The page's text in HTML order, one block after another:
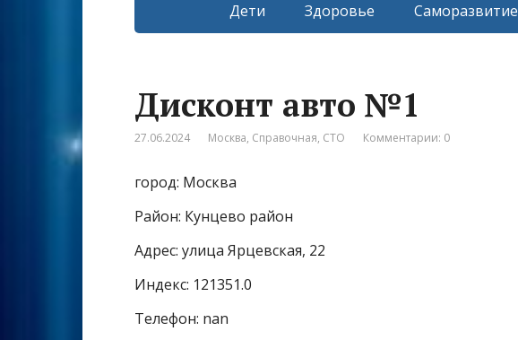
Дети Здоровье Саморазвитие
Дисконт авто №1
27.06.2024 Москва, Справочная, СТО Комментарии: 0
город: Москва
Район: Кунцево район
Адрес: улица Ярцевская, 22
Индекс: 121351.0
Телефон: nan